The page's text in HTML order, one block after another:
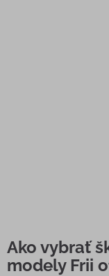
Ako vybrať
modely Frii